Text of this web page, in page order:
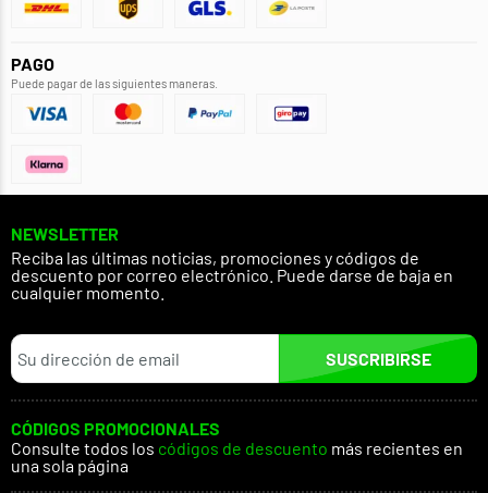
PAGO
Puede pagar de las siguientes maneras.
NEWSLETTER
Reciba las últimas noticias, promociones y códigos de
descuento por correo electrónico. Puede darse de baja en
cualquier momento.
SUSCRIBIRSE
CÓDIGOS PROMOCIONALES
Consulte todos los códigos de descuento más recientes en
una sola página